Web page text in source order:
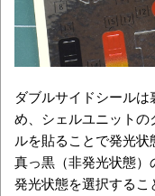
ダブルサイドシール
め、シェルユニット
ルを貼ることで発光
真っ黒（非発光状態
発光状態を選択するこ